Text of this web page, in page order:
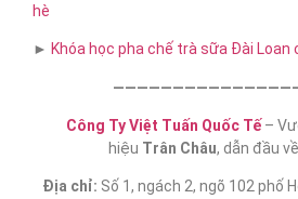
hè
► Khóa học pha chế trà sữa​ Đài Loan
Công Ty Việt Tuấn Quốc Tế –
hiệu Trân Châu, dẫn đầu
Địa chỉ: Số 1, ngách 2, ngõ 102 phố